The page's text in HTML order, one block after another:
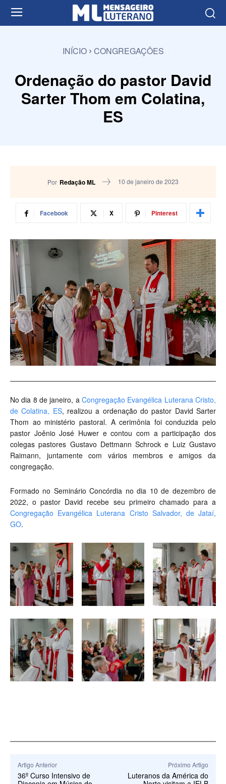
INÍCIO CONGREGAÇÕES
Ordenação do pastor David
Sarter Thom em Colatina,
ES
Por Redação ML 10 de janeiro de 2023
Facebook X Pinterest
No dia 8 de janeiro, a Congregação Evangélica Luterana Cristo,
de Colatina, ES, realizou a ordenação do pastor David Sarter
Thom ao ministério pastoral. A cerimônia foi conduzida pelo
pastor Joênio José Huwer e contou com a participação dos
colegas pastores Gustavo Dettmann Schrock e Luiz Gustavo
Raimann, juntamente com vários membros e amigos da
congregação.
Formado no Seminário Concórdia no dia 10 de dezembro de
2022, o pastor David recebe seu primeiro chamado para a
Congregação Evangélica Luterana Cristo Salvador, de Jataí,
GO.
Artigo Anterior
36º Curso Intensivo de
Próximo Artigo
Luteranos da América do